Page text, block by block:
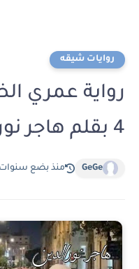
روايات شيقه
رواية عمري
4 بقلم هاجر نور الدين
GeGe منذ بضع سنوات